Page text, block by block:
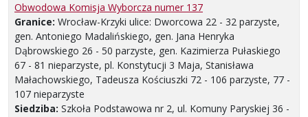
Obwodowa Komisja Wyborcza numer 137
Granice: Wrocław-Krzyki ulice: Dworcowa 22 - 32 parzyste,
gen. Antoniego Madalińskiego, gen. Jana Henryka
Dąbrowskiego 26 - 50 parzyste, gen. Kazimierza Pułaskiego
67 - 81 nieparzyste, pl. Konstytucji 3 Maja, Stanisława
Małachowskiego, Tadeusza Kościuszki 72 - 106 parzyste, 77 -
107 nieparzyste
Siedziba: Szkoła Podstawowa nr 2, ul. Komuny Paryskiej 36 -